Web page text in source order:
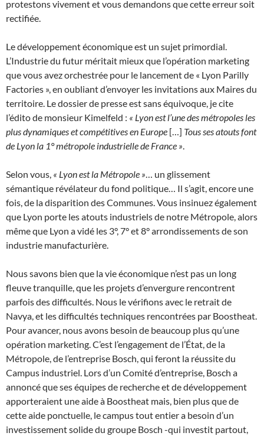
protestons vivement et vous demandons que cette erreur soit
rectifiée.
Le développement économique est un sujet primordial.
L’Industrie du futur méritait mieux que l’opération marketing
que vous avez orchestrée pour le lancement de « Lyon Parilly
Factories », en oubliant d’envoyer les invitations aux Maires du
territoire. Le dossier de presse est sans équivoque, je cite
l’édito de monsieur Kimelfeld : « Lyon est l’une des métropoles les
plus dynamiques et compétitives en Europe […] Tous ses atouts font
de Lyon la 1° métropole industrielle de France ».
Selon vous, « Lyon est la Métropole »… un glissement
sémantique révélateur du fond politique… Il s’agit, encore une
fois, de la disparition des Communes. Vous insinuez également
que Lyon porte les atouts industriels de notre Métropole, alors
même que Lyon a vidé les 3°, 7° et 8° arrondissements de son
industrie manufacturière.
Nous savons bien que la vie économique n’est pas un long
fleuve tranquille, que les projets d’envergure rencontrent
parfois des difficultés. Nous le vérifions avec le retrait de
Navya, et les difficultés techniques rencontrées par Boostheat.
Pour avancer, nous avons besoin de beaucoup plus qu’une
opération marketing. C’est l’engagement de l’État, de la
Métropole, de l’entreprise Bosch, qui feront la réussite du
Campus industriel. Lors d’un Comité d’entreprise, Bosch a
annoncé que ses équipes de recherche et de développement
apporteraient une aide à Boostheat mais, bien plus que de
cette aide ponctuelle, le campus tout entier a besoin d’un
investissement solide du groupe Bosch -qui investit partout,